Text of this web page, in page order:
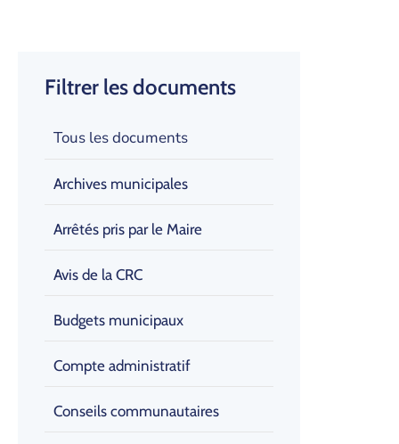
Filtrer les documents
Tous les documents
Archives municipales
Arrêtés pris par le Maire
Avis de la CRC
Budgets municipaux
Compte administratif
Conseils communautaires